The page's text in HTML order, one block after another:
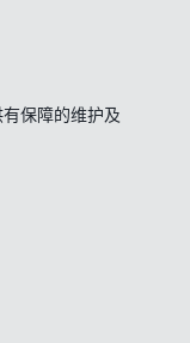
保障的维护及